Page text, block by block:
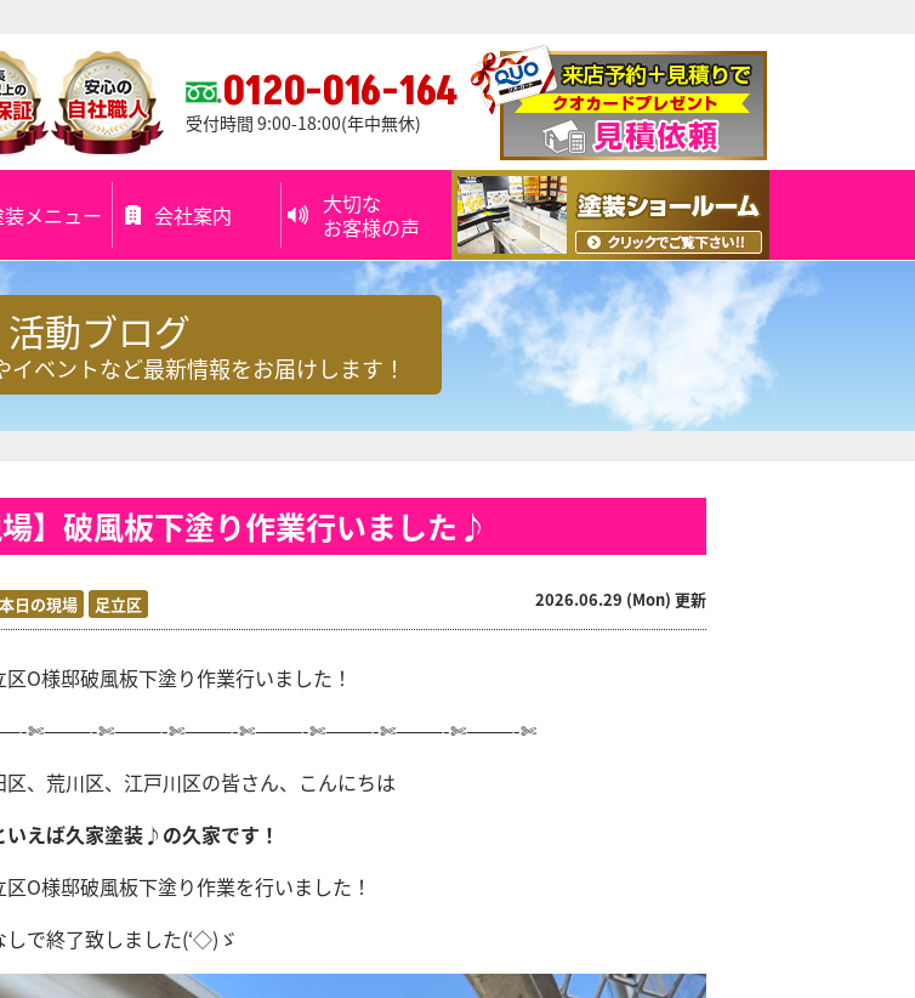
0120-016-164
受付時間 9:00-18:00(年中無休)
メニュー 会社案内
大切な
お客様の声
活動ブログ
ベントなど最新情報をお届けします！
場】破風板下塗り作業行いました♪
本日の現場 足立区 2026.06.29 (Mon) 更新
区O様邸破風板下塗り作業行いました！
✄———-✄———-✄———-✄———-✄———-✄———-✄———-✄
、荒川区、江戸川区の皆さん、こんにちは
えば久家塗装♪の久家です！
区O様邸破風板下塗り作業を行いました！
で終了致しました(‘◇)ゞ